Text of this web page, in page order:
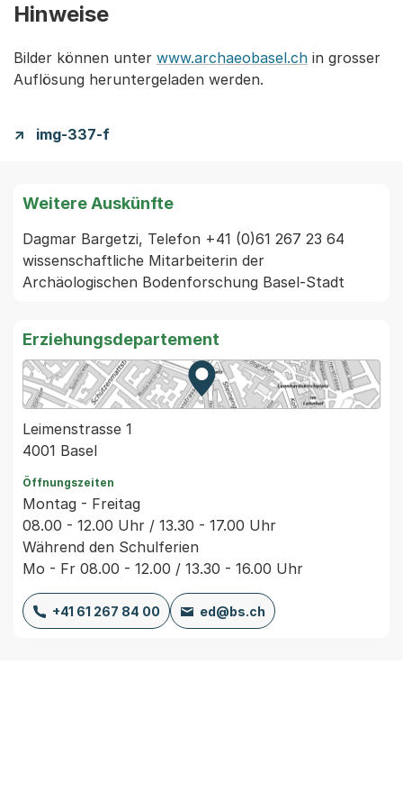
Hinweise
Bilder können unter www.archaeobasel.ch in grosser
Auflösung heruntergeladen werden.
img-337-f
Weitere Auskünfte
Dagmar Bargetzi, Telefon +41 (0)61 267 23 64
wissenschaftliche Mitarbeiterin der
Archäologischen Bodenforschung Basel-Stadt
Erziehungsdepartement
Zur Karte von MapBS.
Externer Link, wird in einem
Leimenstrasse 1
4001 Basel
Öffnungszeiten
Montag - Freitag
08.00 - 12.00 Uhr / 13.30 - 17.00 Uhr
Während den Schulferien
Mo - Fr 08.00 - 12.00 / 13.30 - 16.00 Uhr
+41 61 267 84 00 ed@bs.ch